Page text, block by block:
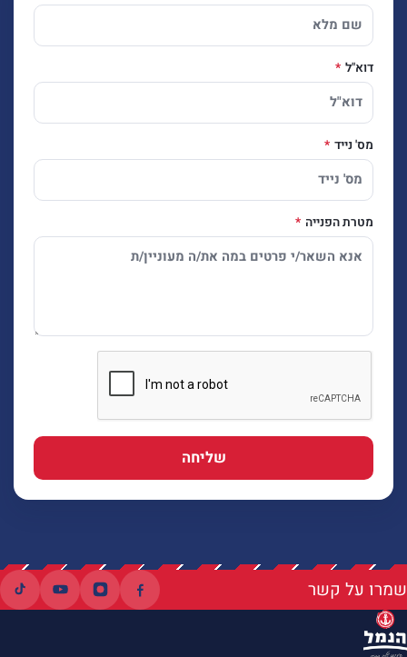
דוא"ל
מס' נייד
מטרת הפנייה
שליחה
שמרו על קשר